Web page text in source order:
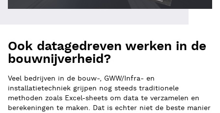
Ook datagedreven werken in de
bouwnijverheid?
Veel bedrijven in de bouw-, GWW/Infra- en
installatietechniek grijpen nog steeds traditionele
methoden zoals Excel-sheets om data te verzamelen en
berekeningen te maken. Dat is echter niet de beste manier